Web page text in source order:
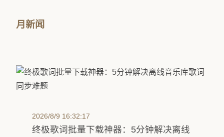
月新闻
2026/8/9 16:32:17
终极歌词批量下载神器：5分钟解决离线